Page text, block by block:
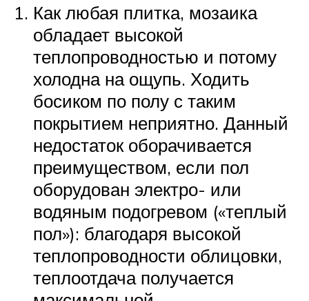
Как любая плитка, мозаика
обладает высокой
теплопроводностью и потому
холодна на ощупь. Ходить
босиком по полу с таким
покрытием неприятно. Данный
недостаток оборачивается
преимуществом, если пол
оборудован электро- или
водяным подогревом («теплый
пол»): благодаря высокой
теплопроводности облицовки,
теплоотдача получается